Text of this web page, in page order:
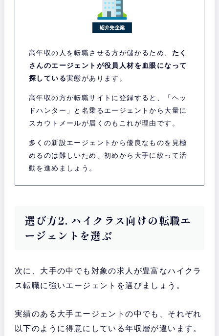
高年収の人を転職させる方が儲かるため、 たく
さんのエージェントが役員人材を血眼になって
探している実態があります。
高年収の方が転職サイトに登録すると、「ヘッ
ドハンター」と名乗るエージェントから大量に
スカウトメールが届くのもこれが理由です。
多くの新設エージェントから優良なものを見極
めるのは難しいため、初めから大手に絞って活
動を進めましょう。
選び方2. ハイクラス向けの転職エ
ージェントを選ぶ
次に、大手の中でも対象の求人が豊富なハイクラ
ス転職に強いエージェントを選びましょう。
実績のある大手エージェントの中でも、それぞれ
以下のように得意にしている年収層が違います。